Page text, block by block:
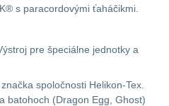
s paracordovými ťaháčikmi.
pre špeciálne jednotky a
spoločnosti Helikon-Tex.
batohoch (Dragon Egg, Ghost)